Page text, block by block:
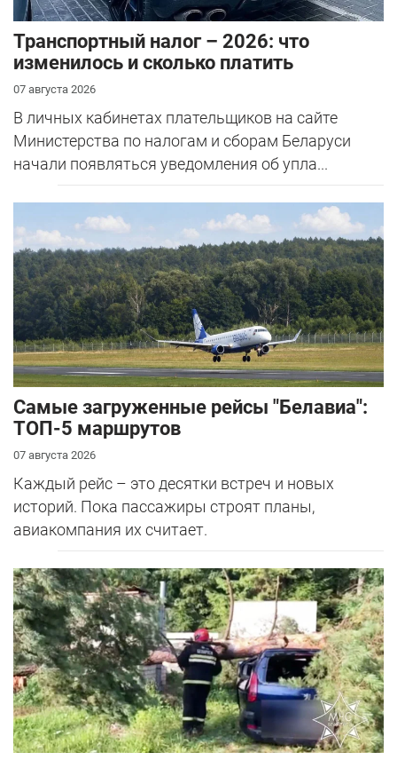
Транспортный налог – 2026: что
изменилось и сколько платить
07 августа 2026
В личных кабинетах плательщиков на сайте
Министерства по налогам и сборам Беларуси
начали появляться уведомления об упла...
Самые загруженные рейсы "Белавиа":
ТОП-5 маршрутов
07 августа 2026
Каждый рейс – это десятки встреч и новых
историй. Пока пассажиры строят планы,
авиакомпания их считает.